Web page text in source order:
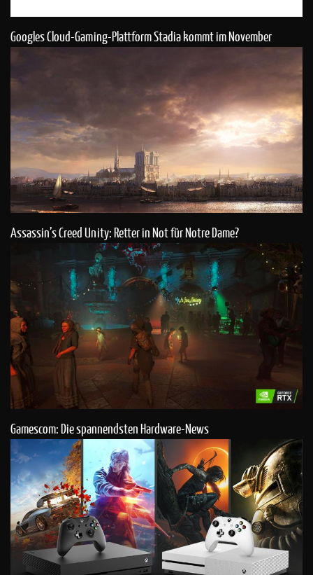
Googles Cloud-Gaming-Plattform Stadia kommt im November
Assassin’s Creed Unity: Retter in Not für Notre Dame?
Gamescom: Die spannendsten Hardware-News